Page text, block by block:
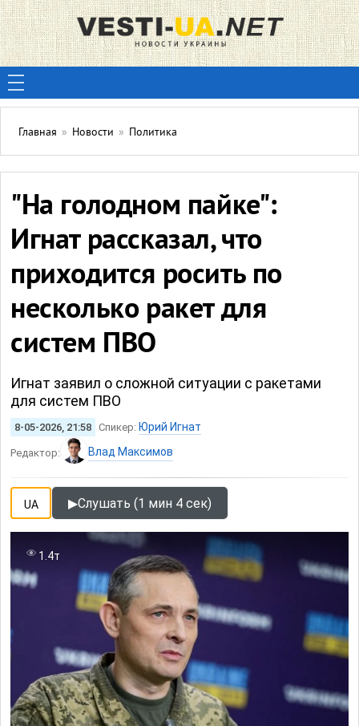
Главная » Новости » Политика
"На голодном пайке":
Игнат рассказал, что
приходится росить по
несколько ракет для
систем ПВО
Игнат заявил о сложной ситуации с ракетами
для систем ПВО
8-05-2026, 21:58 Спикер: Юрий Игнат
Редактор: Влад Максимов
UA ▶Слушать (1 мин 4 сек)
1.4т